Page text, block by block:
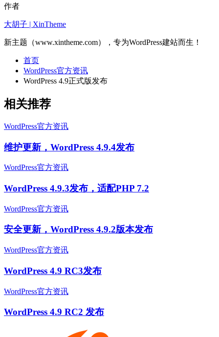
作者
大胡子 | XinTheme
新主题（www.xintheme.com），专为WordPress建站而生！
首页
WordPress官方资讯
WordPress 4.9正式版发布
相关推荐
WordPress官方资讯
维护更新，WordPress 4.9.4发布
WordPress官方资讯
WordPress 4.9.3发布，适配PHP 7.2
WordPress官方资讯
安全更新，WordPress 4.9.2版本发布
WordPress官方资讯
WordPress 4.9 RC3发布
WordPress官方资讯
WordPress 4.9 RC2 发布